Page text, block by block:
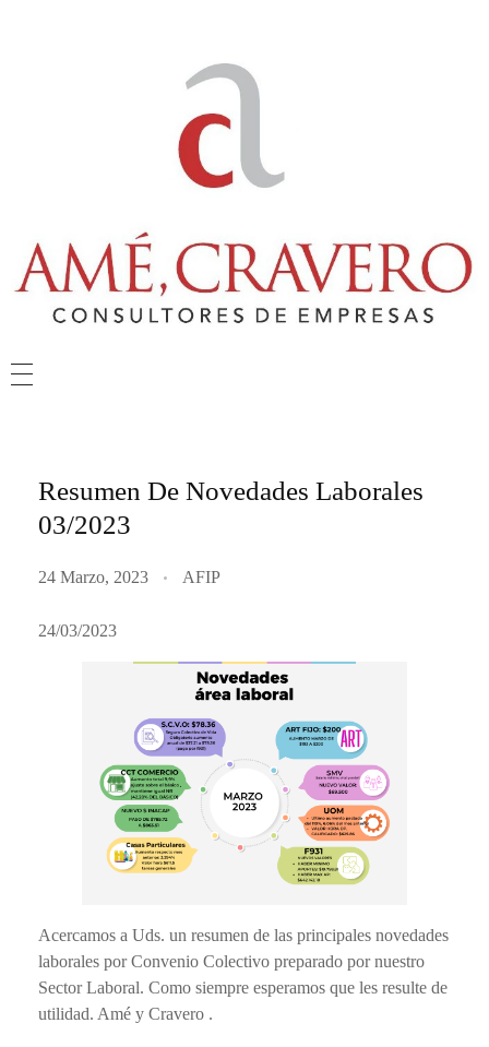
Resumen De Novedades Laborales
03/2023
24 Marzo, 2023 AFIP
24/03/2023
Acercamos a Uds. un resumen de las principales novedades
laborales por Convenio Colectivo preparado por nuestro
Sector Laboral. Como siempre esperamos que les resulte de
utilidad. Amé y Cravero .